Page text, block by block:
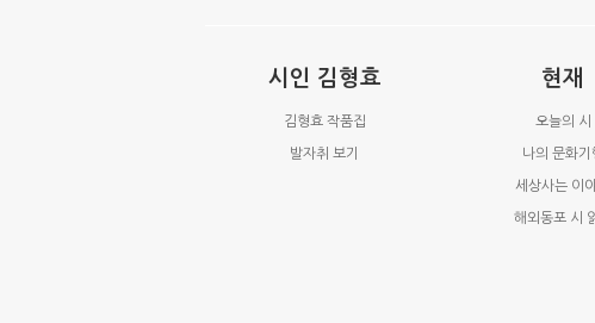
시인 김형효
김형효 작품집
발자취 보기
현재
오늘의 시
나의 문화기
세상사는 이야
해외동포 시